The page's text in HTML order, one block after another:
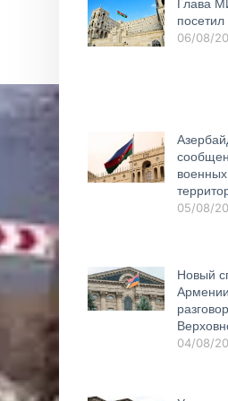
Глава
посетил
06/08/
05/08/
Новый
04/08/